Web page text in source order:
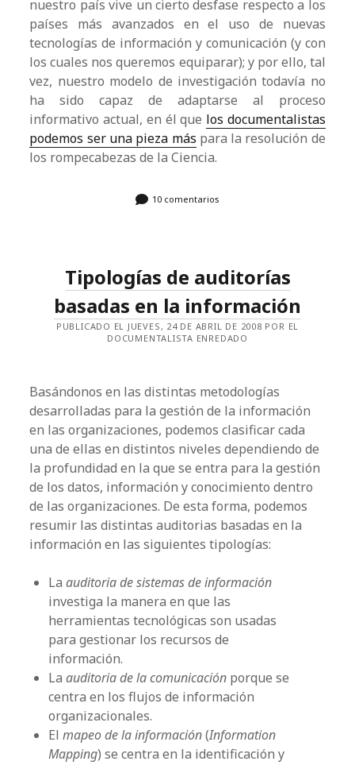
nuestro país vive un cierto desfase respecto a los
países más avanzados en el uso de nuevas
tecnologías de información y comunicación (y con
los cuales nos queremos equiparar); y por ello, tal
vez, nuestro modelo de investigación todavía no
ha sido capaz de adaptarse al proceso
informativo actual, en él que los documentalistas
podemos ser una pieza más para la resolución de
los rompecabezas de la Ciencia.
10 comentarios
Tipologías de auditorías
basadas en la información
PUBLICADO EL JUEVES, 24 DE ABRIL DE 2008 POR EL
DOCUMENTALISTA ENREDADO
Basándonos en las distintas metodologías
desarrolladas para la gestión de la información
en las organizaciones, podemos clasificar cada
una de ellas en distintos niveles dependiendo de
la profundidad en la que se entra para la gestión
de los datos, información y conocimiento dentro
de las organizaciones. De esta forma, podemos
resumir las distintas auditorias basadas en la
información en las siguientes tipologías:
Laauditoria de sistemas de información
investiga la manera en que las
herramientas tecnológicas son usadas
para gestionar los recursos de
información.
Laauditoria de la comunicación porque se
centra en los flujos de información
organizacionales.
Elmapeo de la información(Information
Mapping) se centra en la identificación y